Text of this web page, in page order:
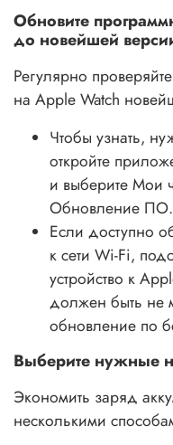
Обновите
до новейшей
Регулярно
на Apple Watch
Чтобы узнать,
откройте
и выберите Мои
Обновление ПО.
Если доступно
к сети Wi-Fi,
устройство к
должен быть не
обновление по
Выберите нужные
Экономить заряд
несколькими